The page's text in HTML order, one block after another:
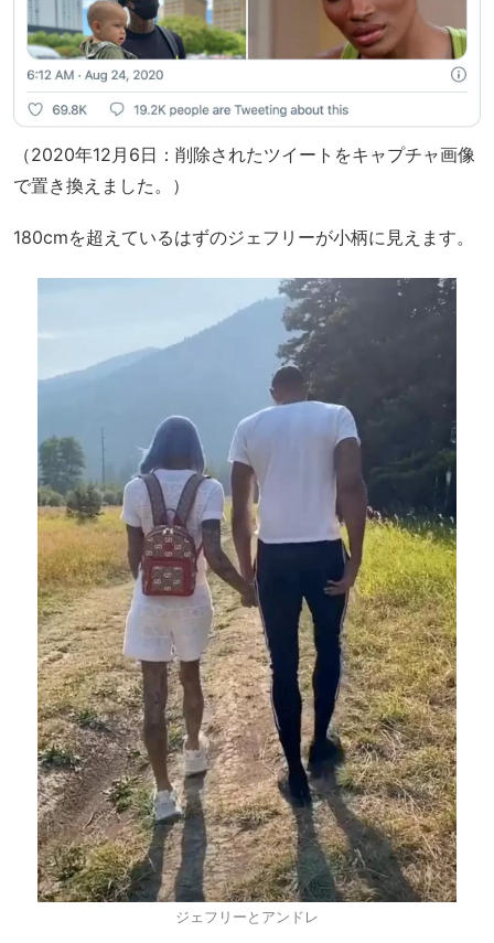
（2020年12月6日：削除されたツイートをキャプチャ画像
で置き換えました。）
180cmを超えているはずのジェフリーが小柄に見えます。
ジェフリーとアンドレ